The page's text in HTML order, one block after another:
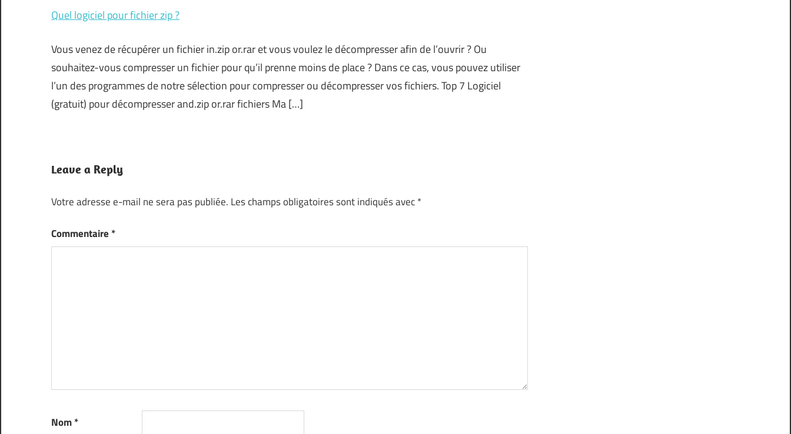
Quel logiciel pour fichier zip ?
Vous venez de récupérer un fichier in.zip or.rar et vous voulez le décompresser afin de l’ouvrir ? Ou
souhaitez-vous compresser un fichier pour qu’il prenne moins de place ? Dans ce cas, vous pouvez utiliser
l’un des programmes de notre sélection pour compresser ou décompresser vos fichiers. Top 7 Logiciel
(gratuit) pour décompresser and.zip or.rar fichiers Ma […]
Leave a Reply
Votre adresse e-mail ne sera pas publiée. Les champs obligatoires sont indiqués avec*
Commentaire *
Nom*